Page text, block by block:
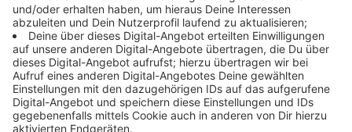
Weitere beliebte Ziele
Anzeige
Weitere beliebte Destinationen sind Griechenland und